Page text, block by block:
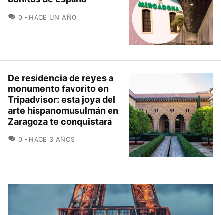
0 COMENTARIOS
HACE UN AÑO
De residencia de reyes a
monumento favorito en
Tripadvisor: esta joya del
arte hispanomusulmán en
Zaragoza te conquistará
0 COMENTARIOS
HACE 3 AÑOS